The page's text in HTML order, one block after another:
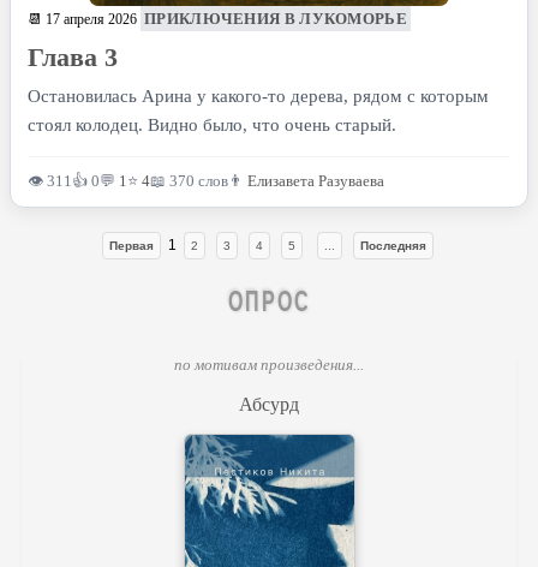
📆 17 апреля 2026 ПРИКЛЮЧЕНИЯ В ЛУКОМОРЬЕ
Глава 3
Остановилась Арина у какого-то дерева, рядом с которым
стоял колодец. Видно было, что очень старый.
👁 311👍 0💬 1⭐ 4📖 370 слов 👨 Елизавета Разуваева
Первая 1 2 3 4 5 Последняя
ОПРОС
по мотивам произведения...
Абсурд